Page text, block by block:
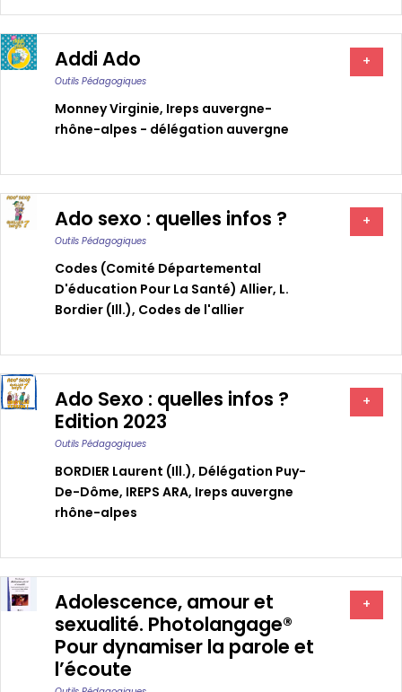
Addi Ado
Outils Pédagogiques
Monney Virginie, Ireps auvergne-
rhône-alpes - délégation auvergne
+
Ado sexo : quelles infos ?
Outils Pédagogiques
Codes (comité Départemental
D'éducation Pour La Santé) Allier, L.
Bordier (ill.), Codes de l'allier
+
Ado Sexo : quelles infos ?
Edition 2023
Outils Pédagogiques
BORDIER Laurent (ill.), Délégation Puy-
De-Dôme, IREPS ARA, Ireps auvergne
rhône-alpes
+
Adolescence, amour et
sexualité. Photolangage®
Pour dynamiser la parole et
l’écoute
+